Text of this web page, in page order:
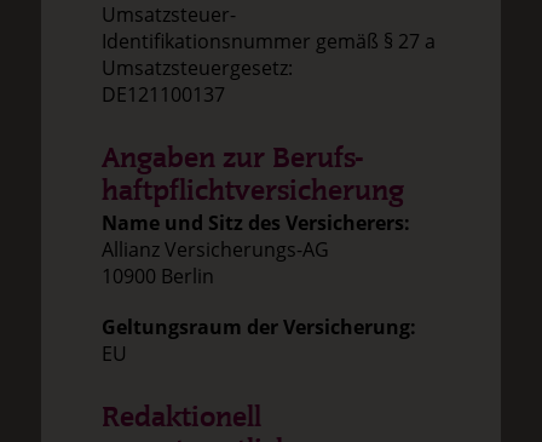
Umsatzsteuer-
Identifikationsnummer gemäß § 27 a
Umsatzsteuergesetz:
DE121100137
Angaben zur Berufs­
haftpflicht­versicherung
Name und Sitz des Versicherers:
Allianz Versicherungs-AG
10900 Berlin
Geltungsraum der Versicherung:
EU
Redaktionell